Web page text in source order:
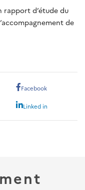
rapport d’étude du
de
Facebook
Linked in